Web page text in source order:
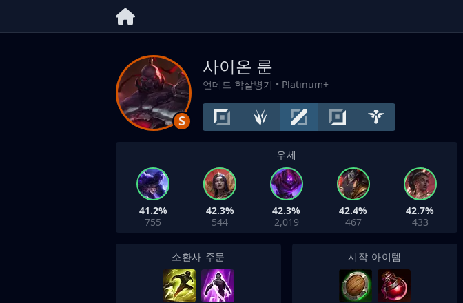
S
사이온 룬
언데드 학살병기 • Platinum+
우세
41.2%
755
42.3%
544
42.3%
2,019
42.4%
467
42.7%
433
소환사 주문 시작 아이템